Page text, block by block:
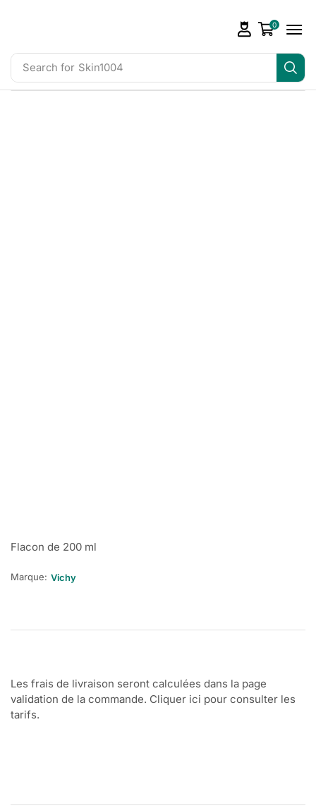
Search for Skin1004
0
Flacon de 200 ml
Marque: Vichy
Les frais de livraison seront calculées dans la page
validation de la commande. Cliquer ici pour consulter les
tarifs.